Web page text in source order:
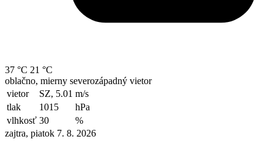
37 °C 21 °C
oblačno, mierny severozápadný vietor
vietor
SZ, 5.01 m/s
tlak
1015
hPa
vlhkosť 30
%
zajtra, piatok 7. 8. 2026